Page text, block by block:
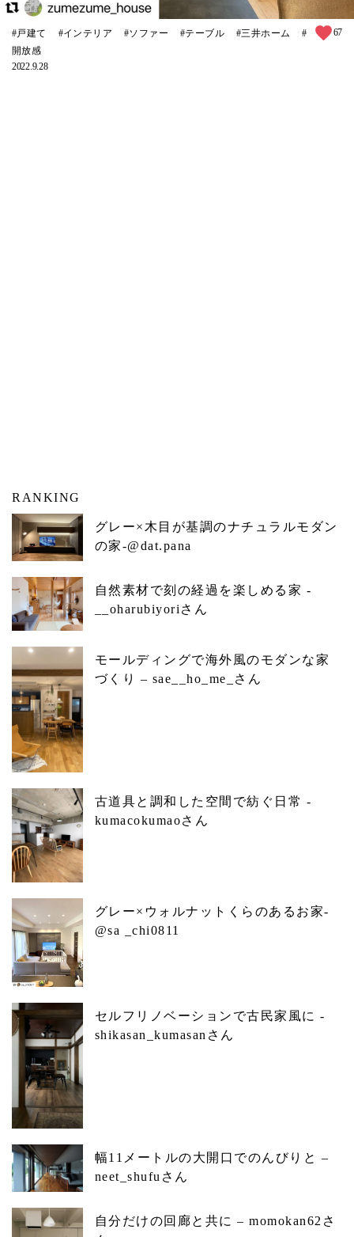
戸建て インテリア ソファー テーブル
三井ホーム
開放感
67
2022.9.28
RANKING
グレー×木目が基調のナチュラルモダン
の家-@dat.pana
自然素材で刻の経過を楽しめる家 -
__oharubiyoriさん
モールディングで海外風のモダンな家
づくり – sae__ho_me_さん
古道具と調和した空間で紡ぐ日常 -
kumacokumaoさん
グレー×ウォルナットくらのあるお家-
@sa _chi0811
セルフリノベーションで古民家風に -
shikasan_kumasanさん
幅11メートルの大開口でのんびりと –
neet_shufuさん
自分だけの回廊と共に – momokan62さ